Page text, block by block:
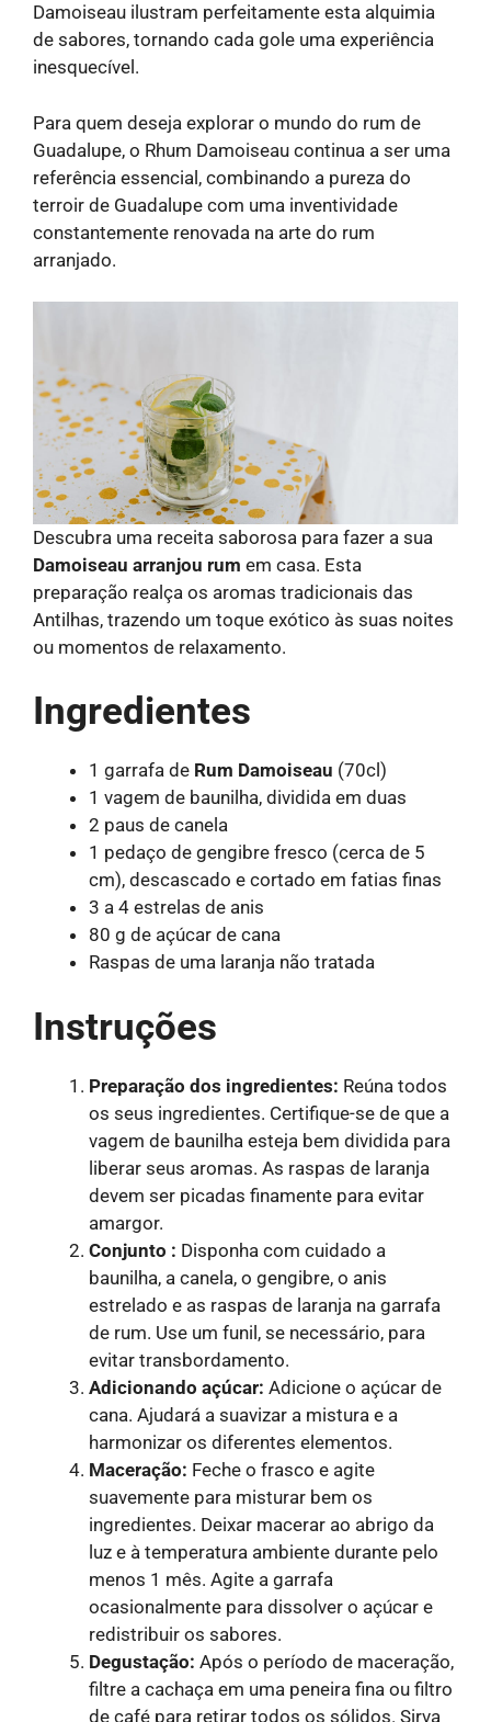
Damoiseau ilustram perfeitamente esta alquimia
de sabores, tornando cada gole uma experiência
inesquecível.
Para quem deseja explorar o mundo do rum de
Guadalupe, o Rhum Damoiseau continua a ser uma
referência essencial, combinando a pureza do
terroir de Guadalupe com uma inventividade
constantemente renovada na arte do rum
arranjado.
Descubra uma receita saborosa para fazer a sua
Damoiseau arranjou rum em casa. Esta
preparação realça os aromas tradicionais das
Antilhas, trazendo um toque exótico às suas noites
ou momentos de relaxamento.
Ingredientes
1 garrafa de Rum Damoiseau (70cl)
1 vagem de baunilha, dividida em duas
2 paus de canela
1 pedaço de gengibre fresco (cerca de 5
cm), descascado e cortado em fatias finas
3 a 4 estrelas de anis
80 g de açúcar de cana
Raspas de uma laranja não tratada
Instruções
Preparação dos ingredientes: Reúna todos
os seus ingredientes. Certifique-se de que a
vagem de baunilha esteja bem dividida para
liberar seus aromas. As raspas de laranja
devem ser picadas finamente para evitar
amargor.
Conjunto : Disponha com cuidado a
baunilha, a canela, o gengibre, o anis
estrelado e as raspas de laranja na garrafa
de rum. Use um funil, se necessário, para
evitar transbordamento.
Adicionando açúcar: Adicione o açúcar de
cana. Ajudará a suavizar a mistura e a
harmonizar os diferentes elementos.
Maceração: Feche o frasco e agite
suavemente para misturar bem os
ingredientes. Deixar macerar ao abrigo da
luz e à temperatura ambiente durante pelo
menos 1 mês. Agite a garrafa
ocasionalmente para dissolver o açúcar e
redistribuir os sabores.
Degustação: Após o período de maceração,
filtre a cachaça em uma peneira fina ou filtro
de café para retirar todos os sólidos. Sirva